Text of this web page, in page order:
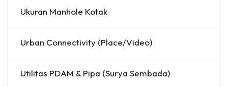
Ukuran Manhole Kotak
Urban Connectivity (Place/Video)
Utilitas PDAM & Pipa (Surya Sembada)